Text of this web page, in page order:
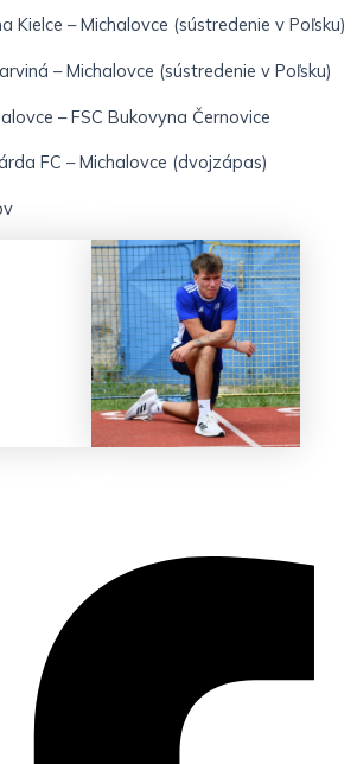
Kielce – Michalovce (sústredenie v Poľsku)
– Michalovce (sústredenie v Poľsku)
– FSC Bukovyna Černovice
FC – Michalovce (dvojzápas)